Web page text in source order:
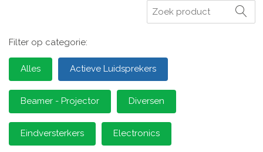
Zoeken
Filter op categorie:
Alles Actieve Luidsprekers
Beamer - Projector Diversen
Eindversterkers Electronics